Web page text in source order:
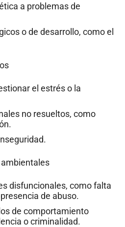
a problemas de
o de desarrollo, como el
el estrés o la
no resueltos, como
disfuncionales, como falta
de abuso.
de comportamiento
o criminalidad.